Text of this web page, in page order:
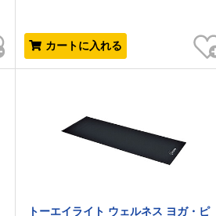
カートに入れる
お気に入り
トーエイライト ウェルネス ヨガ・ピ